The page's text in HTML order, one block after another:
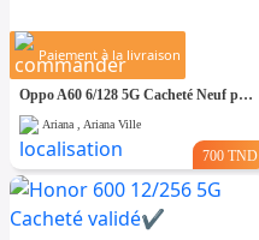
Paiement à la livraison
Oppo A60 6/128 5G Cacheté Neuf paquet fermé # validé ✔️
Ariana , Ariana Ville
700 TND